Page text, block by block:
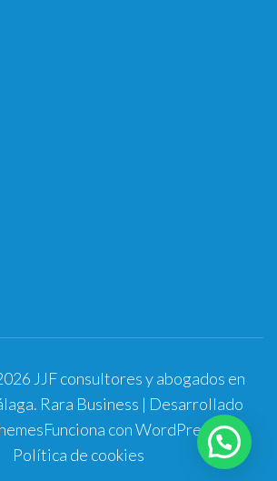
JJF consultores y abogados en
. Rara Business | Desarrollado
Funciona conWordPress.
Política de cookies
¿puedo ayudarle?